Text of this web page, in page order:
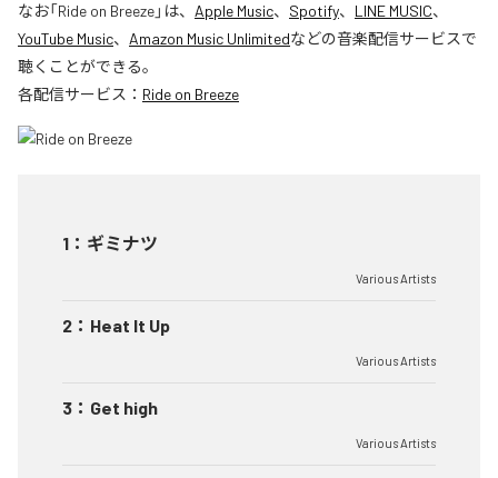
なお「Ride on Breeze」は、 Apple Music、 Spotify、 LINE MUSIC、
YouTube Music、 Amazon Music Unlimitedなどの音楽配信サービスで
聴くことができる。
各配信サービス： Ride on Breeze
1 ： ギミナツ
Various Artists
2 ： Heat It Up
Various Artists
3 ： Get high
Various Artists